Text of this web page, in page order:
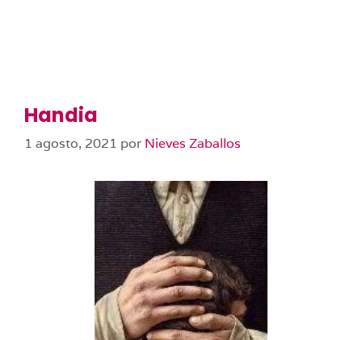
Handia
1 agosto, 2021 por Nieves Zaballos